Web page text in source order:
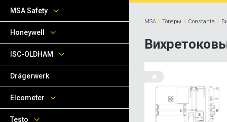
MSA › Товары › Сonstanta ›
MSA Safety
Honeywell
ISC-OLDHAM
Drägerwerk
Elcometer
Testo